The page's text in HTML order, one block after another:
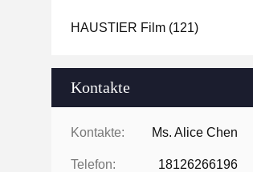
HAUSTIER Film (121)
Kontakte
Kontakte: Ms. Alice Chen
Telefon: 18126266196